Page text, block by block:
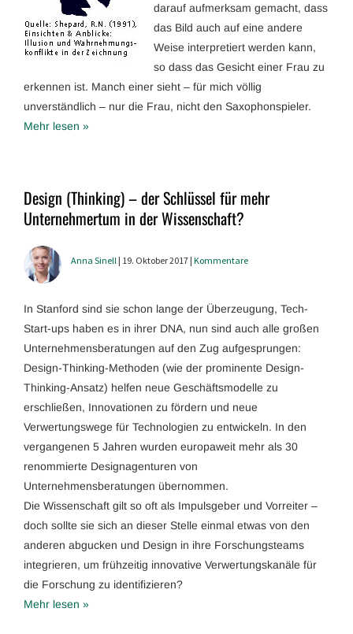
darauf aufmerksam gemacht, dass
das Bild auch auf eine andere
Weise interpretiert werden kann,
so dass das Gesicht einer Frau zu
erkennen ist. Manch einer sieht – für mich völlig
unverständlich – nur die Frau, nicht den Saxophonspieler.
Mehr lesen »
Design (Thinking) – der Schlüssel für mehr
Unternehmertum in der Wissenschaft?
Anna Sinell | 19. Oktober 2017 | Kommentare
In Stanford sind sie schon lange der Überzeugung, Tech-
Start-ups haben es in ihrer DNA, nun sind auch alle großen
Unternehmensberatungen auf den Zug aufgesprungen:
Design-Thinking-Methoden (wie der prominente Design-
Thinking-Ansatz) helfen neue Geschäftsmodelle zu
erschließen, Innovationen zu fördern und neue
Verwertungswege für Technologien zu entwickeln. In den
vergangenen 5 Jahren wurden europaweit mehr als 30
renommierte Designagenturen von
Unternehmensberatungen übernommen.
Die Wissenschaft gilt so oft als Impulsgeber und Vorreiter –
doch sollte sie sich an dieser Stelle einmal etwas von den
anderen abgucken und Design in ihre Forschungsteams
integrieren, um frühzeitig innovative Verwertungskanäle für
die Forschung zu identifizieren?
Mehr lesen »